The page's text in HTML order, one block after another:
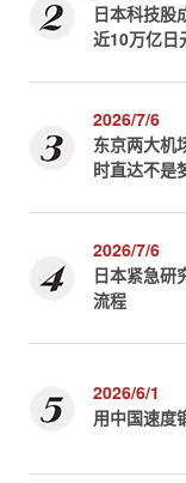
日本科技股
近10万亿日
2026/7/6
东京两大机
时直达不是
2026/7/6
日本紧急研
流程
2026/6/1
用中国速度